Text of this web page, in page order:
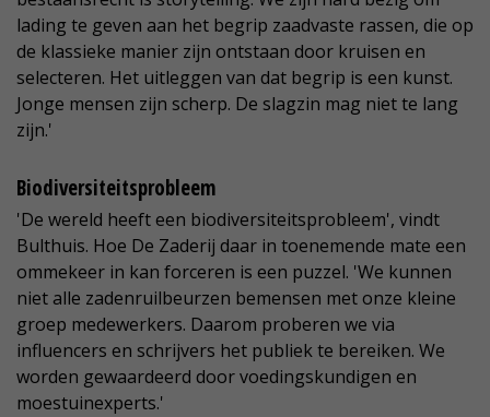
lading te geven aan het begrip zaadvaste rassen, die op
de klassieke manier zijn ontstaan door kruisen en
selecteren. Het uitleggen van dat begrip is een kunst.
Jonge mensen zijn scherp. De slagzin mag niet te lang
zijn.'
Biodiversiteitsprobleem
'De wereld heeft een biodiversiteitsprobleem', vindt
Bulthuis. Hoe De Zaderij daar in toenemende mate een
ommekeer in kan forceren is een puzzel. 'We kunnen
niet alle zadenruilbeurzen bemensen met onze kleine
groep medewerkers. Daarom proberen we via
influencers en schrijvers het publiek te bereiken. We
worden gewaardeerd door voedingskundigen en
moestuinexperts.'